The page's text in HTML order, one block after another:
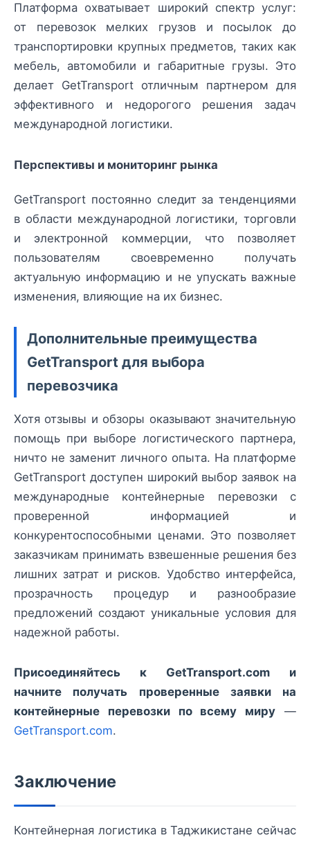
Платформа охватывает широкий спектр услуг:
от перевозок мелких грузов и посылок до
транспортировки крупных предметов, таких как
мебель, автомобили и габаритные грузы. Это
делает GetTransport отличным партнером для
эффективного и недорогого решения задач
международной логистики.
Перспективы и мониторинг рынка
GetTransport постоянно следит за тенденциями
в области международной логистики, торговли
и электронной коммерции, что позволяет
пользователям своевременно получать
актуальную информацию и не упускать важные
изменения, влияющие на их бизнес.
Дополнительные преимущества
GetTransport для выбора
перевозчика
Хотя отзывы и обзоры оказывают значительную
помощь при выборе логистического партнера,
ничто не заменит личного опыта. На платформе
GetTransport доступен широкий выбор заявок на
международные контейнерные перевозки с
проверенной информацией и
конкурентоспособными ценами. Это позволяет
заказчикам принимать взвешенные решения без
лишних затрат и рисков. Удобство интерфейса,
прозрачность процедур и разнообразие
предложений создают уникальные условия для
надежной работы.
Присоединяйтесь к GetTransport.com и
начните получать проверенные заявки на
контейнерные перевозки по всему миру —
GetTransport.com.
Заключение
Контейнерная логистика в Таджикистане сейчас